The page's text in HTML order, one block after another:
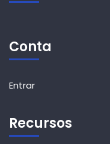
Conta
Entrar
Recursos